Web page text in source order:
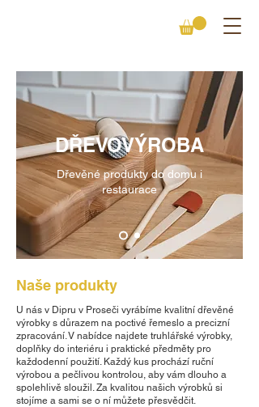
DŘEVOVÝROBA
Dřevěné produkty do domu i
restaurace
Naše produkty
U nás v Dipru v Proseči vyrábíme kvalitní dřevěné
výrobky s důrazem na poctivé řemeslo a precizní
zpracování. V nabídce najdete truhlářské výrobky,
doplňky do interiéru i praktické předměty pro
každodenní použití. Každý kus prochází ruční
výrobou a pečlivou kontrolou, aby vám dlouho a
spolehlivě sloužil. Za kvalitou našich výrobků si
stojíme a sami se o ní můžete přesvědčit.